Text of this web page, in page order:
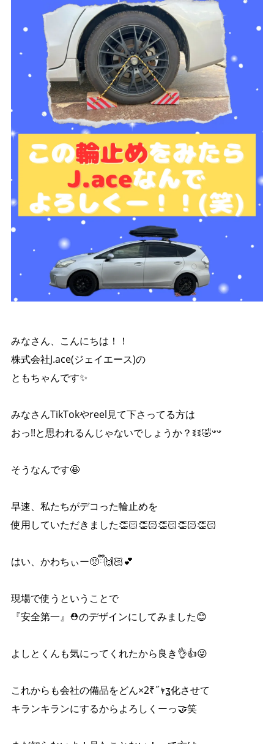
みなさん、こんにちは！！
株式会社J.ace(ジェイエース)の
ともちゃんです✨️
みなさんTikTokやreel見て下さってる方は
おっ!!と思われるんじゃないでしょうか？ꉂꉂ🤣𐤔𐤔
そうなんです🤩
早速、私たちがデコった輪止めを
使用していただきました👏🏻👏🏻👏🏻👏🏻👏🏻
はい、かわちぃー🥺ྀི🙌🏻︎‪💕
現場で使うということで
『安全第一』⛑のデザインにしてみました😊
よしとくんも気にってくれたから良き👌👍😜
これからも会社の備品をどん×2₹˝ｬʓ化させて
キランキランにするからよろしくーっ🤝笑